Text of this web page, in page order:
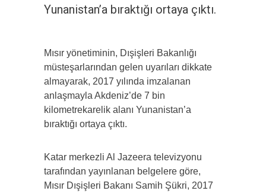
Yunanistan’a bıraktığı ortaya çıktı.
Mısır yönetiminin, Dışişleri Bakanlığı
müsteşarlarından gelen uyarıları dikkate
almayarak, 2017 yılında imzalanan
anlaşmayla Akdeniz’de 7 bin
kilometrekarelik alanı Yunanistan’a
bıraktığı ortaya çıktı.
Katar merkezli Al Jazeera televizyonu
tarafından yayınlanan belgelere göre,
Mısır Dışişleri Bakanı Samih Şükri, 2017